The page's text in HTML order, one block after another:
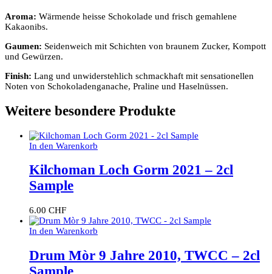
Aroma: Wärmende heisse Schokolade und frisch gemahlene
Kakaonibs.
Gaumen: Seidenweich mit Schichten von braunem Zucker, Kompott
und Gewürzen.
Finish: Lang und unwiderstehlich schmackhaft mit sensationellen
Noten von Schokoladenganache, Praline und Haselnüssen.
Weitere besondere Produkte
In den Warenkorb
Kilchoman Loch Gorm 2021 – 2cl
Sample
6.00 CHF
In den Warenkorb
Drum Mòr 9 Jahre 2010, TWCC – 2cl